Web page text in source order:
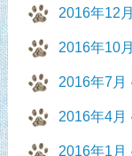
2016年12月
2016年10月
2016年7月
2016年4月
2016年1月